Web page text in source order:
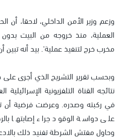
وزعم وزير الأمن الداخلي، لاحقا،
العملية، منذ خروجه من البيت بدون
مخرب خرج لتنفيذ عملية'. بيد أنه تبين
وبحسب تقرير التشريح الذي أجرى على
نتائجه القناة التلفزيونية
في ركبته وصدره. وعرضت فرضية
على دواسة الوقود جراء إصابتها
وحاول مفتش الشرطة تفنيد ذلك